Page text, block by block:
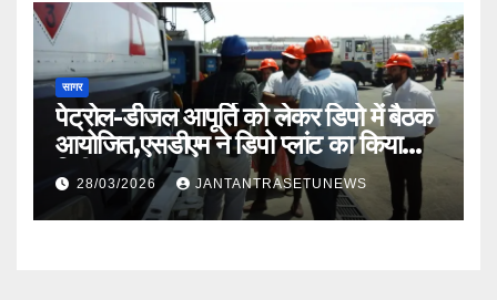
सागर
पेट्रोल-डीजल आपूर्ति को लेकर डिपो में बैठक
आयोजित,एसडीएम ने डिपो प्लांट का किया
निरीक्षण
28/03/2026 JANTANTRASETUNEWS